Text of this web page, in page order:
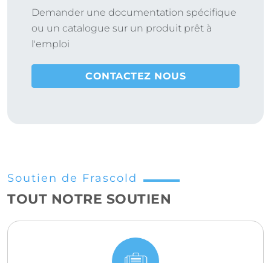
Demander une documentation spécifique
ou un catalogue sur un produit prêt à
l'emploi
CONTACTEZ NOUS
Soutien de Frascold
TOUT NOTRE SOUTIEN